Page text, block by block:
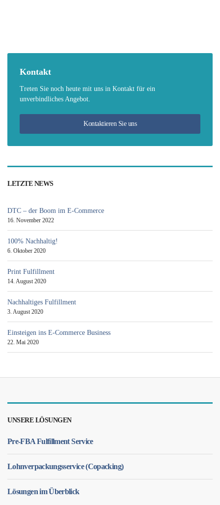
Kontakt
Treten Sie noch heute mit uns in Kontakt für ein
unverbindliches Angebot.
Kontaktieren Sie uns
LETZTE NEWS
DTC – der Boom im E-Commerce
16. November 2022
100% Nachhaltig!
6. Oktober 2020
Print Fulfillment
14. August 2020
Nachhaltiges Fulfillment
3. August 2020
Einsteigen ins E-Commerce Business
22. Mai 2020
UNSERE LÖSUNGEN
Pre-FBA Fulfillment Service
Lohnverpackungsservice (Copacking)
Lösungen im Überblick